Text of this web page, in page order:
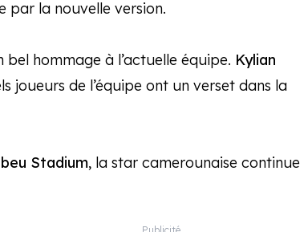
par la nouvelle version.
bel hommage à l’actuelle équipe. Kylian
joueurs de l’équipe ont un verset dans la
Stadium, la star camerounaise continue